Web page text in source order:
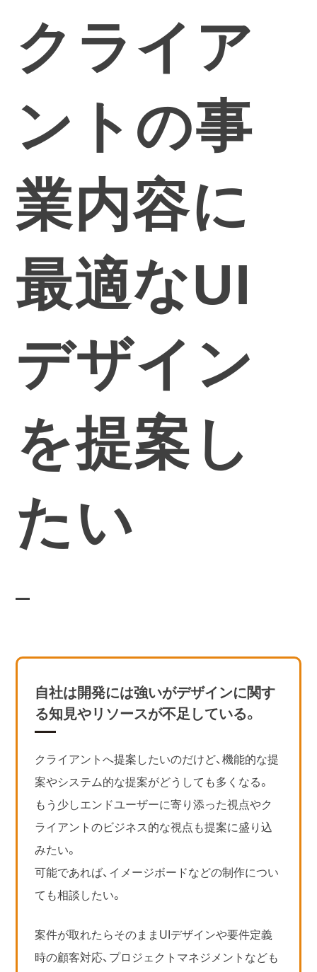
クライア
ントの事
業内容に
最適なUI
デザイン
を提案し
たい
自社は開発には強いがデザインに関す
る知見やリソースが不足している。
クライアントへ提案したいのだけど、機能的な提
案やシステム的な提案がどうしても多くなる。
もう少しエンドユーザーに寄り添った視点やク
ライアントのビジネス的な視点も提案に盛り込
みたい。
可能であれば、イメージボードなどの制作につい
ても相談したい。
案件が取れたらそのままUIデザインや要件定義
時の顧客対応、プロジェクトマネジメントなども